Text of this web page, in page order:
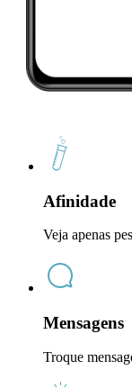
Afinidade
Veja apenas
Mensagens
Troque